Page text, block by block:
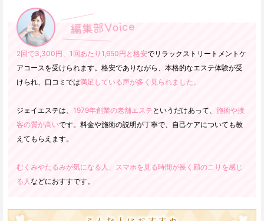
2回で3,300円、1回あたり1,650円と格安でリラックストリートメントケ
アコースを受けられます。格安でありながら、本格的なエステ体験が受
けられ、口コミでは満足している声が多く見られました。
ジェイエステは、 1979年創業の老舗エステ というだけあって、 施術や接
客の質が高いです。料金や施術の説明が丁寧で、自己ケアについても教
えてもらえます。
むくみやたるみが気になる人、スマホを見る時間が長く顔のこりを感じ
る人 などにおすすです。